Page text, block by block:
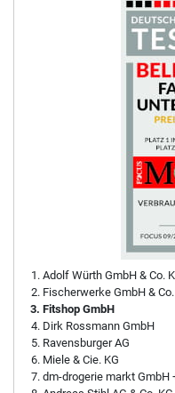
Adolf Würth GmbH & Co.
Fischerwerke GmbH & Co.
Fitshop GmbH
Dirk Rossmann GmbH
Ravensburger AG
Miele & Cie. KG
dm-drogerie markt GmbH